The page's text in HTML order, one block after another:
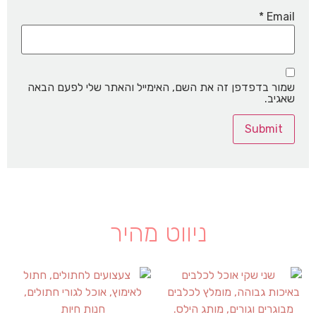
Email
*
שמור בדפדפן זה את השם, האימייל והאתר שלי לפעם הבאה
שאגיב.
ניווט מהיר